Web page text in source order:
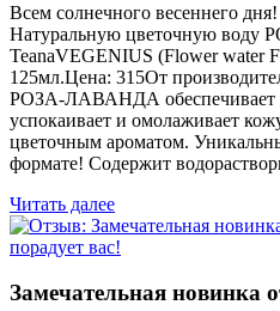
Всем солнечного весеннего
Натуральную цветочную
TeanaVEGENIUS (Flower water
125мл.Цена: 315От
РОЗА-ЛАВАНДА обеспечивает
успокаивает и омолаживает
цветочным ароматом.
формате! Содержит
Читать далее
Замечательная новинка